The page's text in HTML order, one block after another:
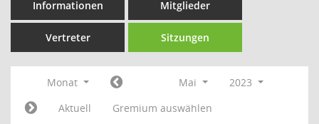
Informationen Mitglieder
Vertreter Sitzungen
Monat Mai
2023
Aktuell
Gremium auswählen